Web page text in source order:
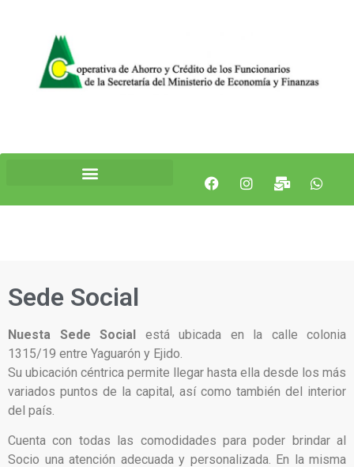
Sede Social
Nuesta Sede Social está ubicada en la calle colonia
1315/19 entre Yaguarón y Ejido.
Su ubicación céntrica permite llegar hasta ella desde los más
variados puntos de la capital, así como también del interior
del país.
Cuenta con todas las comodidades para poder brindar al
Socio una atención adecuada y personalizada. En la misma